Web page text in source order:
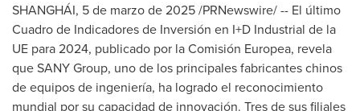
SHANGHÁI, 5 de marzo de 2025/PRNewswire/ -- El último
Cuadro de Indicadores de Inversión en I+D Industrial de la
UE para 2024, publicado por la Comisión Europea, revela
que SANY Group, uno de los principales fabricantes chinos
de equipos de ingeniería, ha logrado el reconocimiento
mundial por su capacidad de innovación. Tres desus filiales